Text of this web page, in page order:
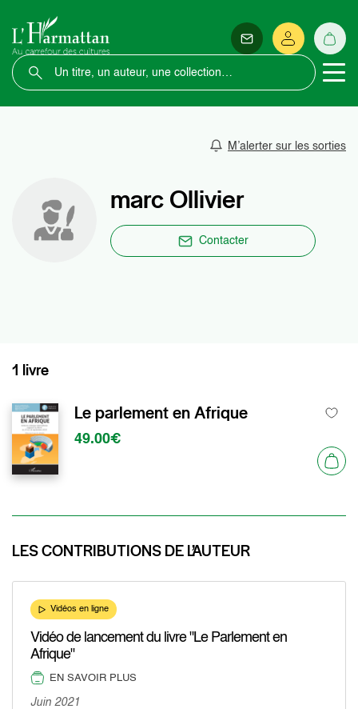
M’alerter sur les sorties
marc Ollivier
Contacter
1 livre
Le parlement en Afrique
49.00€
LES CONTRIBUTIONS DE L’AUTEUR
Vidéos en ligne
Vidéo de lancement du livre "Le Parlement en
Afrique"
EN SAVOIR PLUS
Juin 2021